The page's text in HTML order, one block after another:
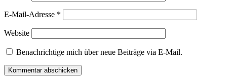
E-Mail-Adresse *
Website
Benachrichtige mich über neue Beiträge via E-Mail.